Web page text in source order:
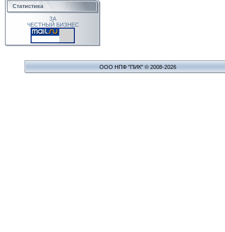
Статистика
ЗА
ЧЕСТНЫЙ БИЗНЕС
ООО НПФ "ПИК" © 2008-2026